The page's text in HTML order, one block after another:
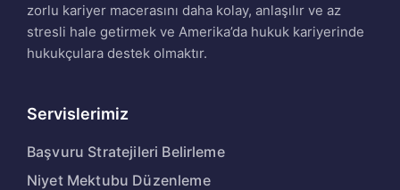
zorlu kariyer macerasını daha kolay, anlaşılır ve az
stresli hale getirmek ve Amerika’da hukuk kariyerinde
hukukçulara destek olmaktır.
Servislerimiz
Başvuru Stratejileri Belirleme
Niyet Mektubu Düzenleme